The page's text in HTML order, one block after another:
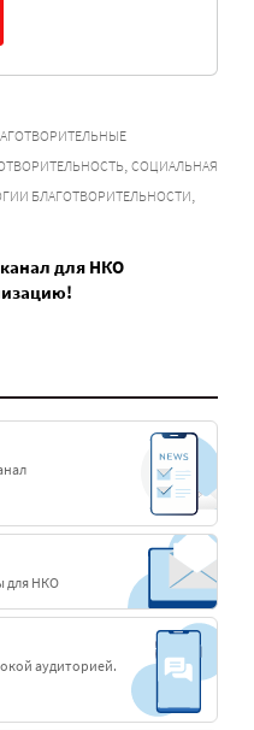
, СОЦИАЛЬНАЯ
БЛАГОТВОРИТЕЛЬНОСТИ,
для НКО
для НКО
аудиторией.